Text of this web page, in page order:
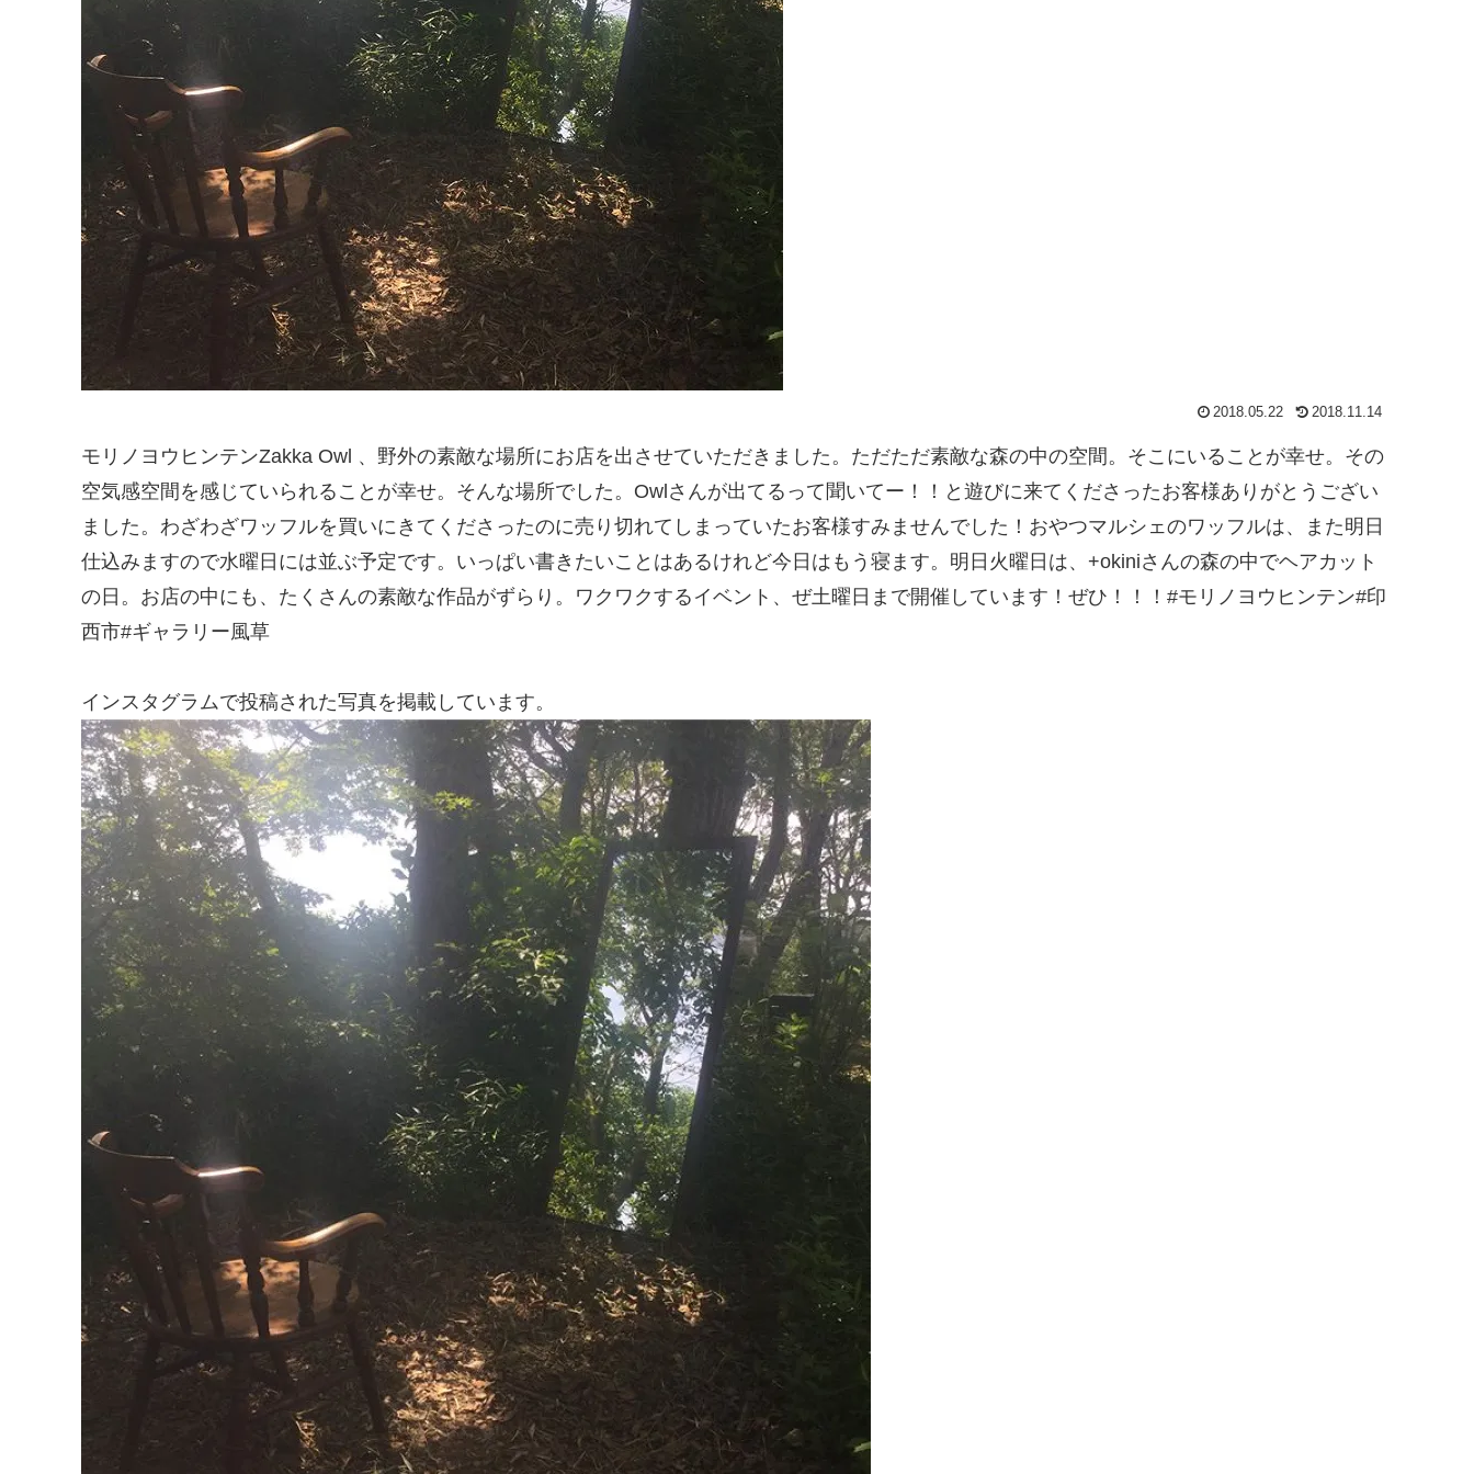
2018.05.22 2018.11.14
モリノヨウヒンテンZakka Owl 、野外の素敵な場所にお店を出させていただきました。ただただ素敵な森の中の空間。そこにいることが幸せ。その
空気感空間を感じていられることが幸せ。そんな場所でした。Owlさんが出てるって聞いてー！！と遊びに来てくださったお客様ありがとうござい
ました。わざわざワッフルを買いにきてくださったのに売り切れてしまっていたお客様すみませんでした！おやつマルシェのワッフルは、また明日
仕込みますので水曜日には並ぶ予定です。いっぱい書きたいことはあるけれど今日はもう寝ます。明日火曜日は、+okiniさんの森の中でヘアカット
の日。お店の中にも、たくさんの素敵な作品がずらり。ワクワクするイベント、ぜ土曜日まで開催しています！ぜひ！！！#モリノヨウヒンテン#印
西市#ギャラリー風草
インスタグラムで投稿された写真を掲載しています。